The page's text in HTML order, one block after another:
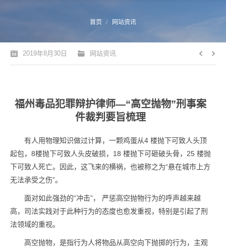
首页 网站资讯
2019年8月30日 网站资讯
福州毒品犯罪辩护律师—“高空抛物”刑事案
件裁判要旨梳理
有人用物理知识做过计算，一颗鸡蛋从4 楼抛下可致人头顶
起包，8楼抛下可致人头皮破损，18 楼抛下可砸破头骨，25 楼抛
下可致人死亡。因此，这飞来的横祸，也被称之为“悬在城市上方
无法承受之伤”。
面对如此强劲的“冲击”， 严惩高空抛物行为的呼声越来越
高，司法实践对于此种行为的态度也愈发重视，特别是引起了刑
法领域的重视。
高空抛物，是指行为人将物品从高空向下抛掷的行为，主观